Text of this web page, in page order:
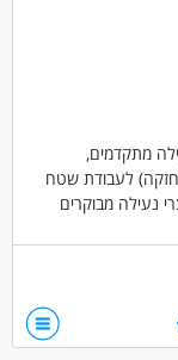
מתקדמים,
לעבודת שטח
נעילה מבוקרים